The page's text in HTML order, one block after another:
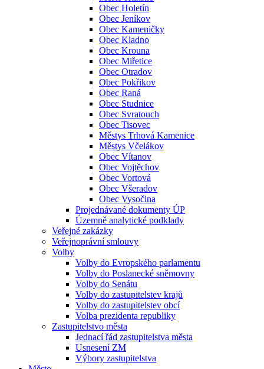
Obec Holetín
Obec Jeníkov
Obec Kameničky
Obec Kladno
Obec Krouna
Obec Miřetice
Obec Otradov
Obec Pokřikov
Obec Raná
Obec Studnice
Obec Svratouch
Obec Tisovec
Městys Trhová Kamenice
Městys Včelákov
Obec Vítanov
Obec Vojtěchov
Obec Vortová
Obec Všeradov
Obec Vysočina
Projednávané dokumenty ÚP
Územně analytické podklady
Veřejné zakázky
Veřejnoprávní smlouvy
Volby
Volby do Evropského parlamentu
Volby do Poslanecké sněmovny
Volby do Senátu
Volby do zastupitelstev krajů
Volby do zastupitelstev obcí
Volba prezidenta republiky
Zastupitelstvo města
Jednací řád zastupitelstva města
Usnesení ZM
Výbory zastupitelstva